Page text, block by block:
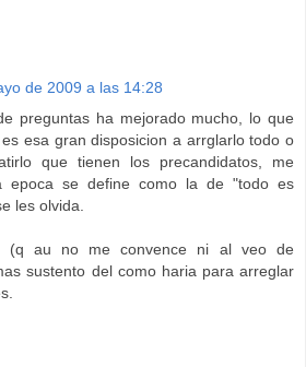
de 2009 a las 14:28
preguntas ha mejorado mucho, lo que
esa gran disposicion a arrglarlo todo o
que tienen los precandidatos, me
epoca se define como la de "todo es
les olvida.
(q au no me convence ni al veo de
sustento del como haria para arreglar